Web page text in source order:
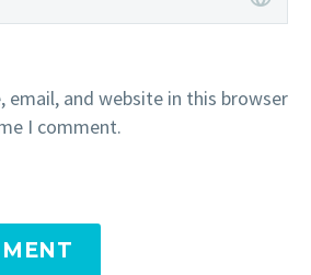
email, and website in this browser
I comment.